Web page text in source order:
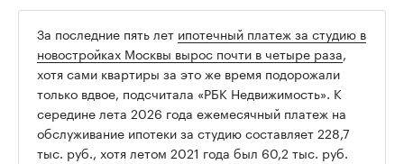
За последние пять лет ипотечный платеж за студию в
новостройках Москвы вырос почти в четыре раза,
хотя сами квартиры за это же время подорожали
только вдвое, подсчитала «РБК Недвижимость». К
середине лета 2026 года ежемесячный платеж на
обслуживание ипотеки за студию составляет 228,7
тыс. руб., хотя летом 2021 года был 60,2 тыс. руб.